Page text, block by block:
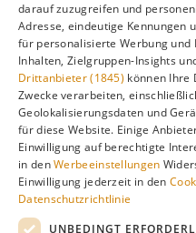
Alle Infos zur
Gefällt dir diese
Auf
darauf zuzugreifen und
Adresse, eindeutige Kennungen
für personalisierte Werbung und
Inhalten, Zielgruppen-Insights
Drittanbieter (1845) können Ihre
Zwecke verarbeiten,
Geolokalisierungsdaten und
für diese Website. Einige
Einwilligung auf berechtigte
in denWerbeeinstellungen
Einwilligung jederzeit in den
Datenschutzrichtlinie
UNBEDINGT